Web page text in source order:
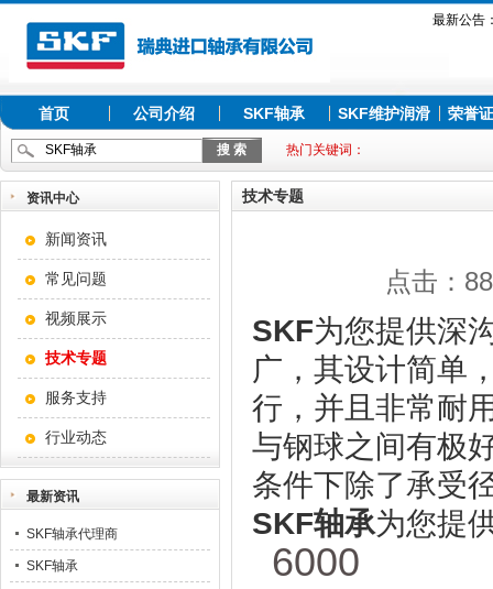
最新公告
首页 公司介绍 SKF轴承 SKF维护润滑 荣誉
热门关键词：
资讯中心
新闻资讯
常见问题
视频展示
技术专题
服务支持
行业动态
最新资讯
SKF轴承代理商
SKF轴承
技术专题
点击：
SKF为您提供深
广，其设计简单
行，并且非常耐
与钢球之间有极
条件下除了承受
SKF轴承为您提
6000